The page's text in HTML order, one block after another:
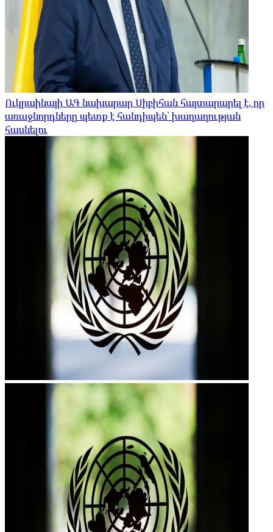
Ուկրաինայի ԱԳ նախարար Սիբիհան հայտարարել է, որ
առաջնորդները պետք է հանդիպեն՝ խաղաղության
հասնելու